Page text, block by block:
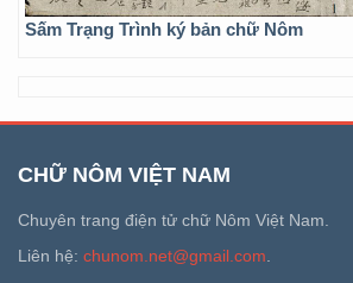
Sấm Trạng Trình ký bản chữ Nôm
CHỮ NÔM VIỆT NAM
Chuyên trang điện tử chữ Nôm Việt Nam.
Liên hệ: chunom.net@gmail.com